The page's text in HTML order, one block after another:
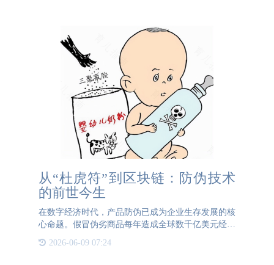
从“杜虎符”到区块链：防伪技术
的前世今生
在数字经济时代，产品防伪已成为企业生存发展的核
心命题。假冒伪劣商品每年造成全球数千亿美元经济
损失，更直接威胁消费者生命健康——如三聚氰胺奶
粉致婴幼儿肾结石、假降压药引发中风等案例屡见不
2026-06-09 07:24